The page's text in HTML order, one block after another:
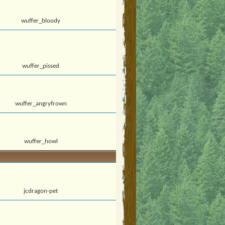
wuffer_bloody
wuffer_pissed
wuffer_angryfrown
wuffer_howl
jcdragon-pet